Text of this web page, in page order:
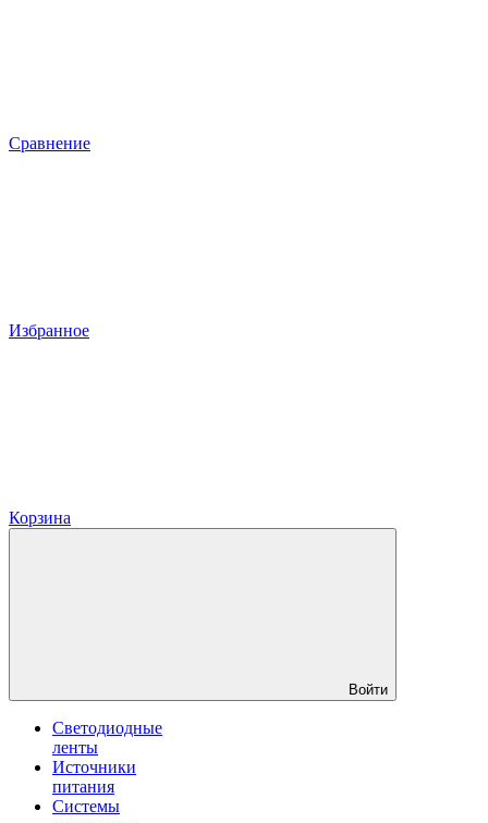
Сравнение
Избранное
Корзина
Войти
Светодиодные
ленты
Источники
питания
Системы